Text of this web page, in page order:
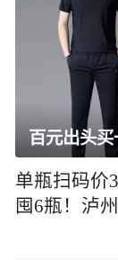
单瓶扫码价
囤6瓶！泸